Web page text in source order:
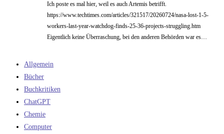
Ich poste es mal hier, weil es auch Artemis betrifft.
https://www.techtimes.com/articles/321517/20260724/nasa-lost-1-5-
workers-last-year-watchdog-finds-25-36-projects-struggling.htm
Eigentlich keine Überraschung, bei den anderen Behörden war es…
Allgemein
Bücher
Buchkritiken
ChatGPT
Chemie
Computer